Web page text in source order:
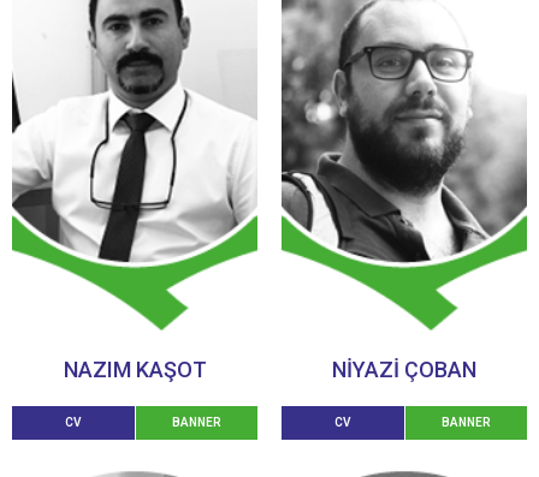
NAZIM KAŞOT
CV BANNER
NIYAZI ÇOBAN
CV BANNER